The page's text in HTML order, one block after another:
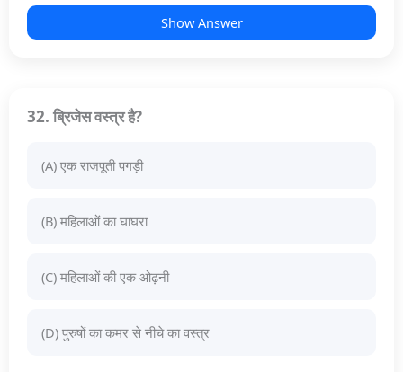
Show Answer
32. ब्रिजेस वस्त्र है?
(A) एक राजपूती पगड़ी
(B) महिलाओं का घाघरा
(C) महिलाओं की एक ओढ़नी
(D) पुरुषों का कमर से नीचे का वस्त्र